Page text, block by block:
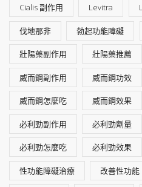
Cialis 副作用 Levitra
伐地那非 勃起功能障礙
壯陽藥副作用 壯陽藥推薦
威而鋼副作用 威而鋼功效
威而鋼怎麼吃 威而鋼效果
必利勁副作用 必利勁劑量
必利勁怎麼吃 必利勁效果
性功能障礙治療 改善性功能